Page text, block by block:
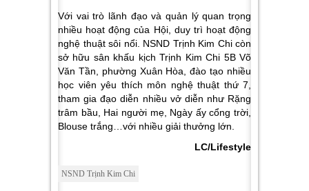
Với vai trò lãnh đạo và quản lý quan trọng
nhiều hoạt động của Hội, duy trì hoạt động
nghệ thuật sôi nổi. NSND Trịnh Kim Chi còn
sở hữu sân khấu kịch Trịnh Kim Chi 5B Võ
Văn Tần, phường Xuân Hòa, đào tạo nhiều
học viên yêu thích môn nghệ thuật thứ 7,
tham gia đạo diễn nhiều vở diễn như Rặng
trâm bầu, Hai người mẹ, Ngày ấy cổng trời,
Blouse trắng…với nhiều giải thưởng lớn.
LC/Lifestyle
NSND Trịnh Kim Chi